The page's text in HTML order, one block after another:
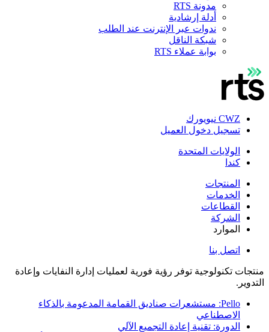
مدونة RTS
أدلة إرشادية
ندوات عبر الإنترنت عند الطلب
شبكة الناقل
بوابة عملاء RTS
CWZ نيويورك
تسجيل دخول العميل
الولايات المتحدة
كندا
المنتجات
الخدمات
القطاعات
الشركة
الموارد
اتصل بنا
منتجات تكنولوجية توفر رؤية فورية لعمليات إدارة النفايات وإعادة
التدوير.
Pello: مستشعرات صناديق القمامة المدعومة بالذكاء
الاصطناعي
الدورة: تقنية إعادة التجميع الآلي